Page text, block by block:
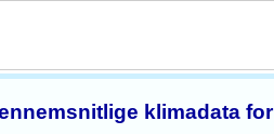
klimadata for